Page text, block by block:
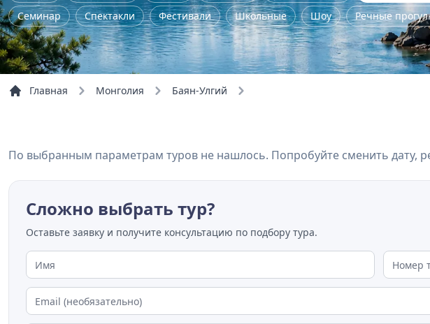
Семинар
Спектакли Фестивали Школьные Шоу Речные
Главная Монголия Баян-Улгий
По выбранным параметрам туров не нашлось. Попробуйте сменить дату,
Сложно выбрать тур?
Оставьте заявку и получите консультацию по подбору тура.